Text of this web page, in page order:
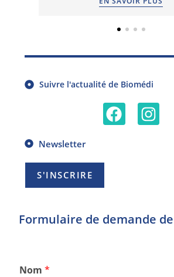
Suivre l'actualité de Biomédi
Newsletter
S'INSCRIRE
Formulaire de demande
Nom*